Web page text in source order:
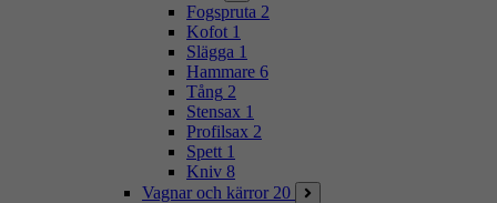
Fogspruta 2
Kofot 1
Slägga 1
Hammare 6
Tång 2
Stensax 1
Profilsax 2
Spett 1
Kniv 8
Vagnar och kärror 20